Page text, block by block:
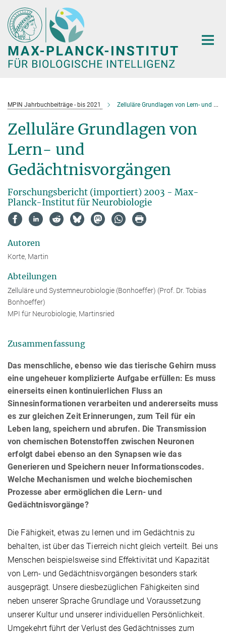
Hauptinhalt
MPIN Jahrbuchbeiträge - bis 2021 Zelluläre Grundlagen von Lern- und Gedächtnisvorgängen
Zelluläre Grundlagen von
Lern- und
Gedächtnisvorgängen
Forschungsbericht (importiert) 2003 - Max-
Planck-Institut für Neurobiologie
Autoren
Korte, Martin
Abteilungen
Zelluläre und Systemneurobiologie (Bonhoeffer) (Prof. Dr. Tobias
Bonhoeffer)
MPI für Neurobiologie, Martinsried
Zusammenfassung
Das menschliche, ebenso wie das tierische Gehirn muss
eine ungeheuer komplizierte Aufgabe erfüllen: Es muss
einerseits einen kontinuierlichen Fluss an
Sinnesinformationen verarbeiten und andererseits muss
es zur gleichen Zeit Erinnerungen, zum Teil für ein
Leben lang, speichern und abrufen. Die Transmission
von chemischen Botenstoffen zwischen Neuronen
erfolgt dabei ebenso an den Synapsen wie das
Generieren und Speichern neuer Informationscodes.
Welche Mechanismen und welche biochemischen
Prozesse aber ermöglichen die Lern- und
Gedächtnisvorgänge?
Die Fähigkeit, etwas zu lernen und im Gedächtnis zu
behalten, ist über das Tierreich nicht gleich verteilt. Bei uns
Menschen beispielsweise sind Effektivität und Kapazität
von Lern- und Gedächtnisvorgängen besonders stark
ausgeprägt. Unsere diesbezüglichen Fähigkeiten sind
neben unserer Sprache Grundlage und Voraussetzung
unserer Kultur und unserer individuellen Persönlichkeit.
Umgekehrt führt der Verlust des Gedächtnisses zum